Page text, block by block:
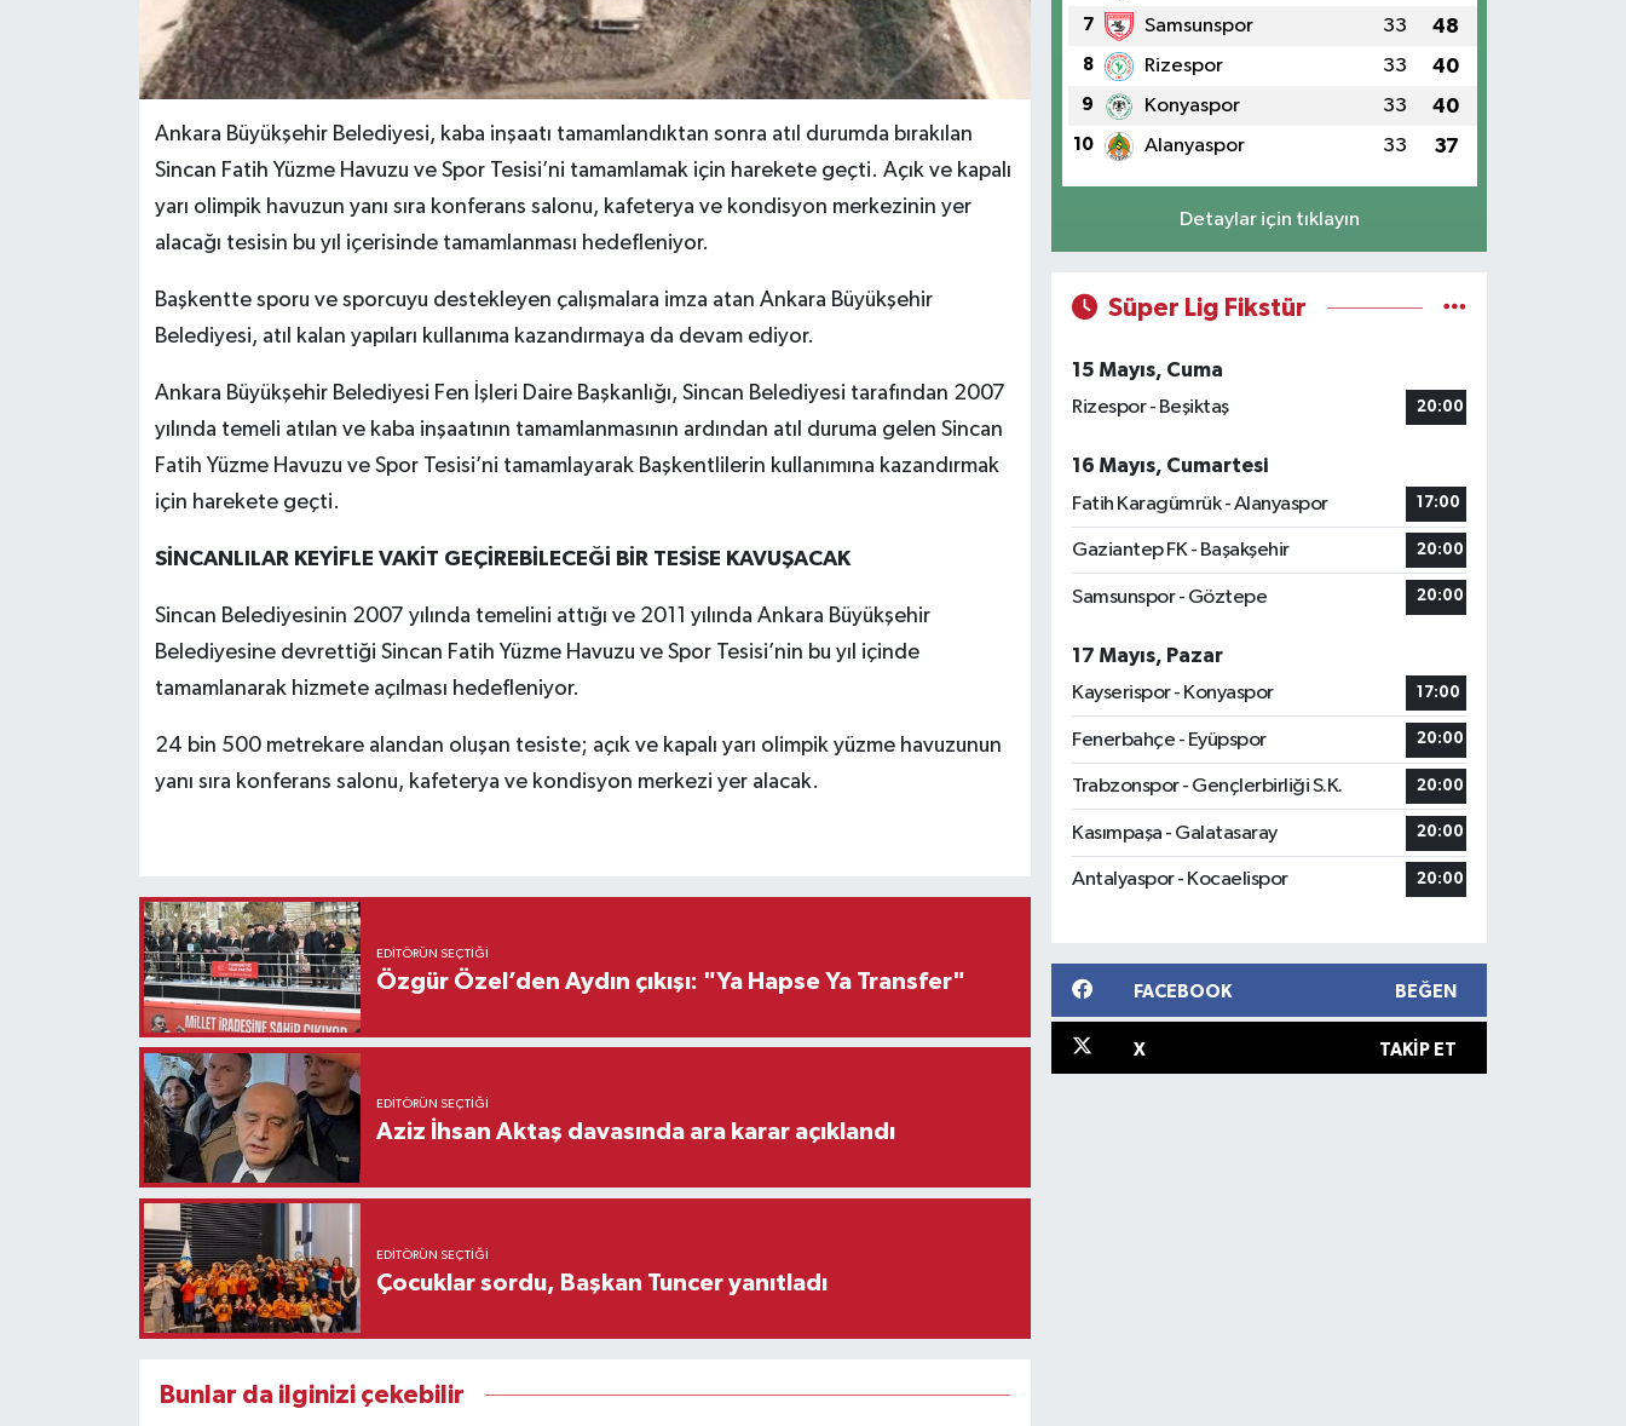
Ankara Büyükşehir Belediyesi, kaba inşaatı tamamlandıktan sonra atıl durumda bırakılan
Sincan Fatih Yüzme Havuzu ve Spor Tesisi’ni tamamlamak için harekete geçti. Açık ve kapalı
yarı olimpik havuzun yanı sıra konferans salonu, kafeterya ve kondisyon merkezinin yer
alacağı tesisin bu yıl içerisinde tamamlanması hedefleniyor.
Başkentte sporu ve sporcuyu destekleyen çalışmalara imza atan Ankara Büyükşehir
Belediyesi, atıl kalan yapıları kullanıma kazandırmaya da devam ediyor.
Ankara Büyükşehir Belediyesi Fen İşleri Daire Başkanlığı, Sincan Belediyesi tarafından 2007
yılında temeli atılan ve kaba inşaatının tamamlanmasının ardından atıl duruma gelen Sincan
Fatih Yüzme Havuzu ve Spor Tesisi’ni tamamlayarak Başkentlilerin kullanımına kazandırmak
için harekete geçti.
SİNCANLILAR KEYİFLE VAKİT GEÇİREBİLECEĞİ BİR TESİSE KAVUŞACAK
Sincan Belediyesinin 2007 yılında temelini attığı ve 2011 yılında Ankara Büyükşehir
Belediyesine devrettiği Sincan Fatih Yüzme Havuzu ve Spor Tesisi’nin bu yıl içinde
tamamlanarak hizmete açılması hedefleniyor.
24 bin 500 metrekare alandan oluşan tesiste; açık ve kapalı yarı olimpik yüzme havuzunun
yanı sıra konferans salonu, kafeterya ve kondisyon merkezi yer alacak.
EDITÖRÜN SEÇTIĞI
Özgür Özel’den Aydın çıkışı: "Ya Hapse Ya Transfer"
EDITÖRÜN SEÇTIĞI
Aziz İhsan Aktaş davasında ara karar açıklandı
EDITÖRÜN SEÇTIĞI
Çocuklar sordu, Başkan Tuncer yanıtladı
Bunlar da ilginizi çekebilir
7 Samsunspor 33 48
8 Rizespor 33 40
9 Konyaspor 33 40
10 Alanyaspor 33 37
Detaylar için tıklayın
Süper Lig Fikstür
15 Mayıs, Cuma
Rizespor - Beşiktaş
20:00
16 Mayıs, Cumartesi
Fatih Karagümrük - Alanyaspor
17:00
Gaziantep FK - Başakşehir 20:00
Samsunspor - Göztepe 20:00
17 Mayıs, Pazar
Kayserispor - Konyaspor
17:00
Fenerbahçe - Eyüpspor 20:00
Trabzonspor - Gençlerbirliği S.K. 20:00
Kasımpaşa - Galatasaray 20:00
Antalyaspor - Kocaelispor 20:00
FACEBOOK BEĞEN
X TAKIP ET